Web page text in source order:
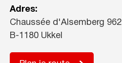
Adres:
Chaussée d'Alsemberg 962
B-1180 Ukkel